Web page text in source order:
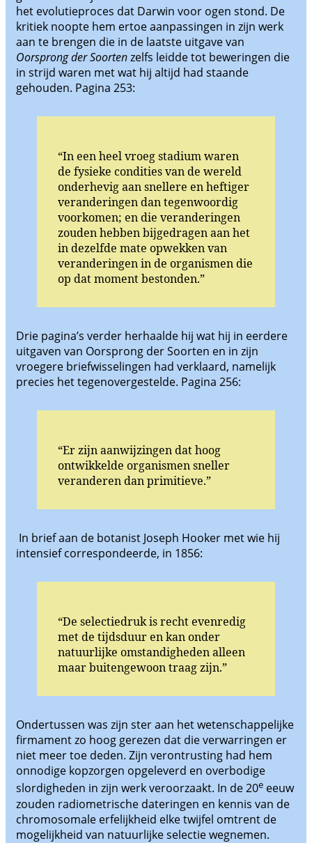
het evolutieproces dat Darwin voor ogen stond. De
kritiek noopte hem ertoe aanpassingen in zijn werk
aan te brengen die in de laatste uitgave van
Oorsprong der Soortenzelfs leidde tot beweringen die
in strijd waren met wat hij altijd had staande
gehouden. Pagina 253:
“In een heel vroeg stadium waren
de fysieke condities van de wereld
onderhevig aan snellere en heftiger
veranderingen dan tegenwoordig
voorkomen; en die veranderingen
zouden hebben bijgedragen aan het
in dezelfde mate opwekken van
veranderingen in de organismen die
op dat moment bestonden.”
Drie pagina’s verder herhaalde hij wat hij in eerdere
uitgaven van Oorsprong der Soorten en in zijn
vroegere briefwisselingen had verklaard, namelijk
precies het tegenovergestelde. Pagina 256:
“Er zijn aanwijzingen dat hoog
ontwikkelde organismen sneller
veranderen dan primitieve.”
In brief aan de botanist Joseph Hooker met wie hij
intensief correspondeerde, in 1856:
“De selectiedruk is recht evenredig
met de tijdsduur en kan onder
natuurlijke omstandigheden alleen
maar buitengewoon traag zijn.”
Ondertussen was zijn ster aan het wetenschappelijke
firmament zo hoog gerezen dat die verwarringen er
niet meer toe deden. Zijn verontrusting had hem
onnodige kopzorgen opgeleverd en overbodige
slordigheden in zijn werk veroorzaakt. In de 20e eeuw
zouden radiometrische dateringen en kennis van de
chromosomale erfelijkheid elke twijfel omtrent de
mogelijkheid van natuurlijke selectie wegnemen.